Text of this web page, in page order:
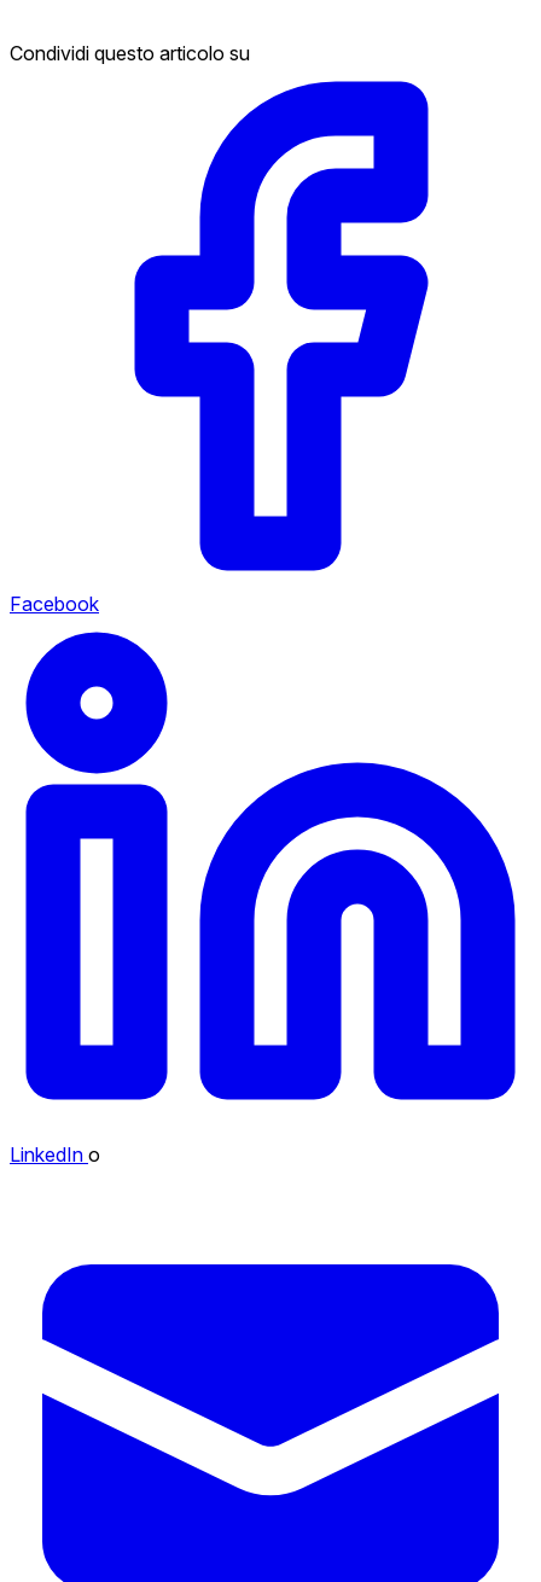
Condividi questo articolo su
Facebook
LinkedIn o